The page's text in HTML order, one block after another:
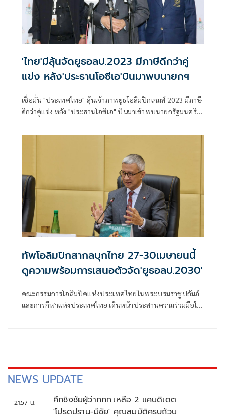
'ไทย'มีลุ้นจัดยูธอลป.2023 มีภาษีดีกว่าคู่
แข่ง หลัง'ประธานโอซีเอ'บินมาพบนายกฯ
เชื่อมั่น "ประเทศไทย" ลุ้นเจ้าภาพยูธโอลิมปิกเกมส์ 2023 มีภาษี
ดีกว่าคู่แข่ง หลัง "ประธานโอซีเอ" บินมาเข้าพบนายกรัฐมนตรี
เพราะเชื่อมั่นในความพร้อม เผย ตอนนี้รอเพียงหนังสือรับรอง
งานยูธโอลิมปิก" เข้าใจดี เพราะอยู่ช่วงเปลี่ยนผ่านรัฐบาล "ไอโอ
ซี" เตรียมประกาศผลคัดเลือกเจ้าภาพ อย่างเป็นทางการ 25
มิ.ย.นี้ ที่สวิตเซอร์แลนด์
ทัพโอลิมปิกสากลบุกไทย 27-30เมษายนนี้
ดูความพร้อมการเสนอตัวจัด'ยูธอลป.2030'
คณะกรรมการโอลิมปิคแห่งประเทศไทยในพระบรมราชูปถัมภ์
และการกีฬาแห่งประเทศไทย เดินหน้าประสานความร่วมมือใน
NEWS UPDATE
21:57 น.
ศึกชิงชัยผู้ว่ากกท.เหลือ 2 แคนดิเดต
'โปรดปราน-มีชัย' คุณสมบัติครบถ้วน